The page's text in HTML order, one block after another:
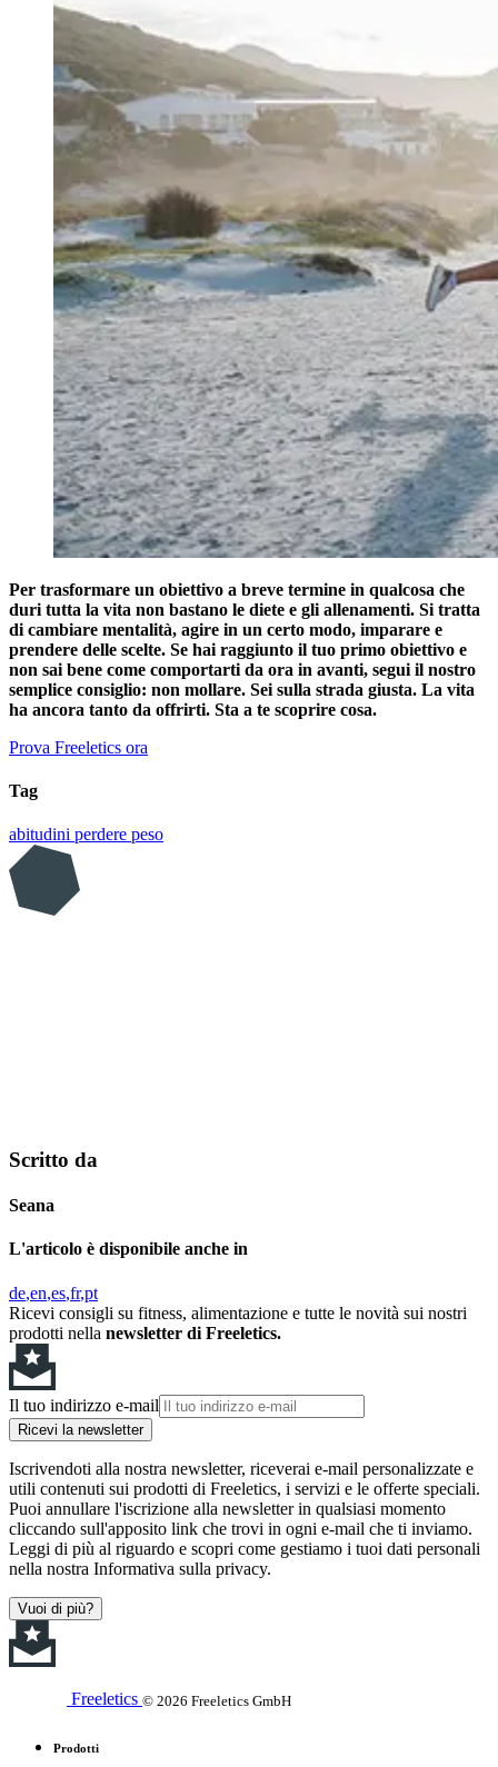
Per trasformare un obiettivo a breve termine in qualcosa che
duri tutta la vita non bastano le diete e gli allenamenti. Si tratta
di cambiare mentalità, agire in un certo modo, imparare e
prendere delle scelte. Se hai raggiunto il tuo primo obiettivo e
non sai bene come comportarti da ora in avanti, segui il nostro
semplice consiglio: non mollare. Sei sulla strada giusta. La vita
ha ancora tanto da offrirti. Sta a te scoprire cosa.
Prova Freeletics ora
Tag
abitudini perdere peso
Scritto da
Seana
L'articolo è disponibile anche in
de en es fr pt
Ricevi consigli su fitness, alimentazione e tutte le novità sui nostri
prodotti nella newsletter di Freeletics.
Il tuo indirizzo e-mail
Ricevi la newsletter
Iscrivendoti alla nostra newsletter, riceverai e-mail personalizzate e
utili contenuti sui prodotti di Freeletics, i servizi e le offerte speciali.
Puoi annullare l'iscrizione alla newsletter in qualsiasi momento
cliccando sull'apposito link che trovi in ogni e-mail che ti inviamo.
Leggi di più al riguardo e scopri come gestiamo i tuoi dati personali
nella nostra Informativa sulla privacy.
Vuoi di più?
Freeletics © 2026 Freeletics GmbH
Prodotti